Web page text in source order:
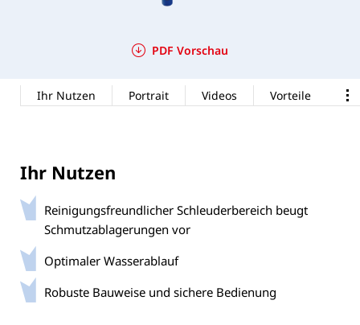
PDF Vorschau
Ihr Nutzen Portrait Videos Vorteile
Ihr Nutzen
Reinigungsfreundlicher Schleuderbereich beugt
Schmutzablagerungen vor
Optimaler Wasserablauf
Robuste Bauweise und sichere Bedienung